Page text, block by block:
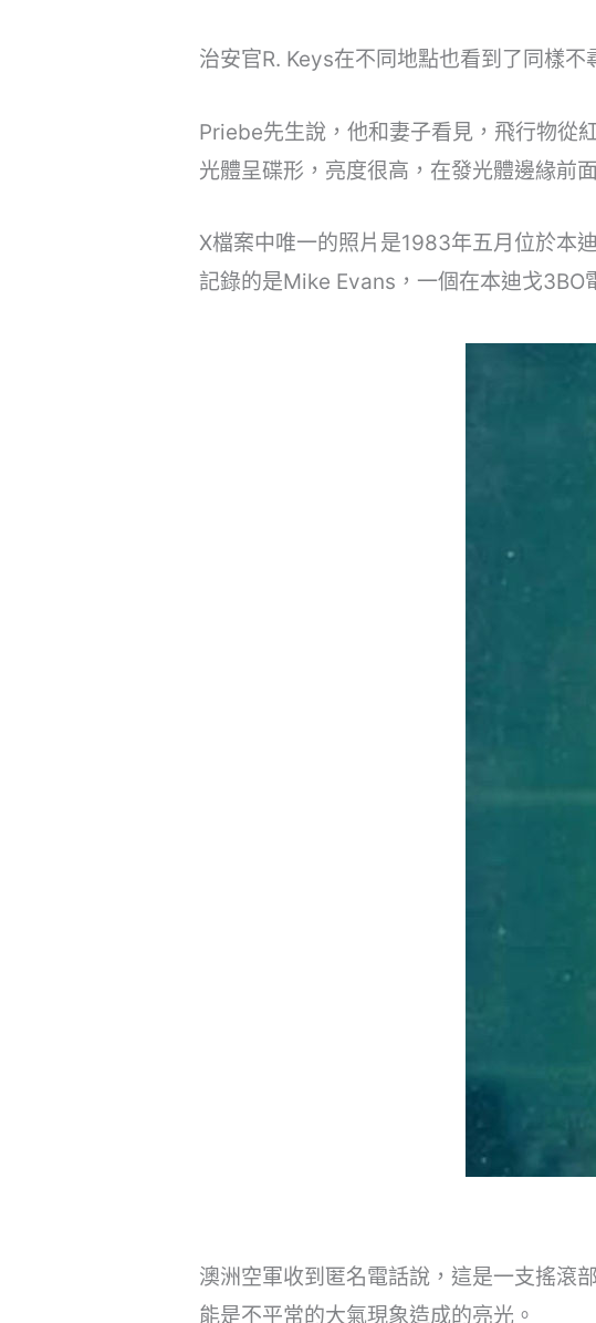
治安官R. Keys在不同地點也看到了同樣不
Priebe先生說，他和妻子看見，飛行物從
光體呈碟形，亮度很高，在發光體邊緣前
X檔案中唯一的照片是1983年五月位於本
記錄的是Mike Evans，一個在本迪戈3BO
澳洲空軍收到匿名電話說，這是一支搖滾
能是不平常的大氣現象造成的亮光。